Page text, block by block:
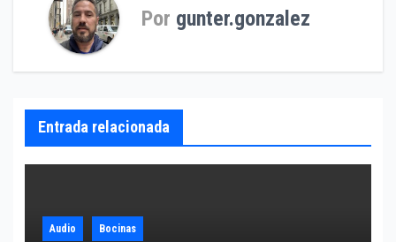
Por gunter.gonzalez
Entrada relacionada
Audio Bocinas